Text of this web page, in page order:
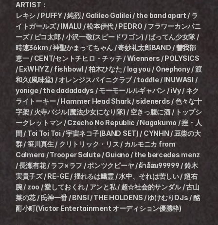
ARTIST：
レキシ / PUFFY / 純烈 / Galileo Galilei / the band apart / ラ
イトガールズ / IMALU / 松本伊代 / PEDRO / フラワーカンパニ
ーズ / ピコ太郎 / 小沢一敬(スピードワゴン) / ばってん少女隊 /
時速36km / 神聖かまってちゃん / 奇妙礼太郎BAND / 曽我部
恵一 / CENT/セントチヒロ・チッチ / Wienners / POLYSICS
/ ExWHYZ / fishbowl / 柏木ひなた / log you / Onephony / 渡
和久(風味堂) / オレンジスパイニクラブ / toddle / INUWASI /
yonige / the dadadadys / モーモールルギャバン / iVy / ネク
ライトーキー / Hammer Head Shark / sidenerds / 色々な十
字架 / 火寺バジル(魔法少女になり隊) / 空きっ腹に酒 / トップシ
ークレットマン / Czecho No Republic / Nagakumo / 挫・人
間 / Toi Toi Toi / 宇宙ネコ子(BAND SET) / CYNHN / 豆柴の大
群 / 笹川真生 / クリトリック・リス / カルモニカ from
Calmera / Trooper Salute / Guiano / the bercedes menz
/ 長瀬有花 / ラフ×ラフ / ポンツクピーヤ / ผ้าอ้อม99999 / 鈴木
実貴子ズ / RE-GE / 揺れるは幽霊 / 水中、それは苦しい / 超右
腕 / zoo / 愛しておくれ / アンと私 / 超☆社会的サンダル / 古山
菜の花 / 氏神一番 / BNSI / THE HOLDENS / ゆけむりDJs / 酩
酊小町(Victor Entertainment オーディション優勝枠)